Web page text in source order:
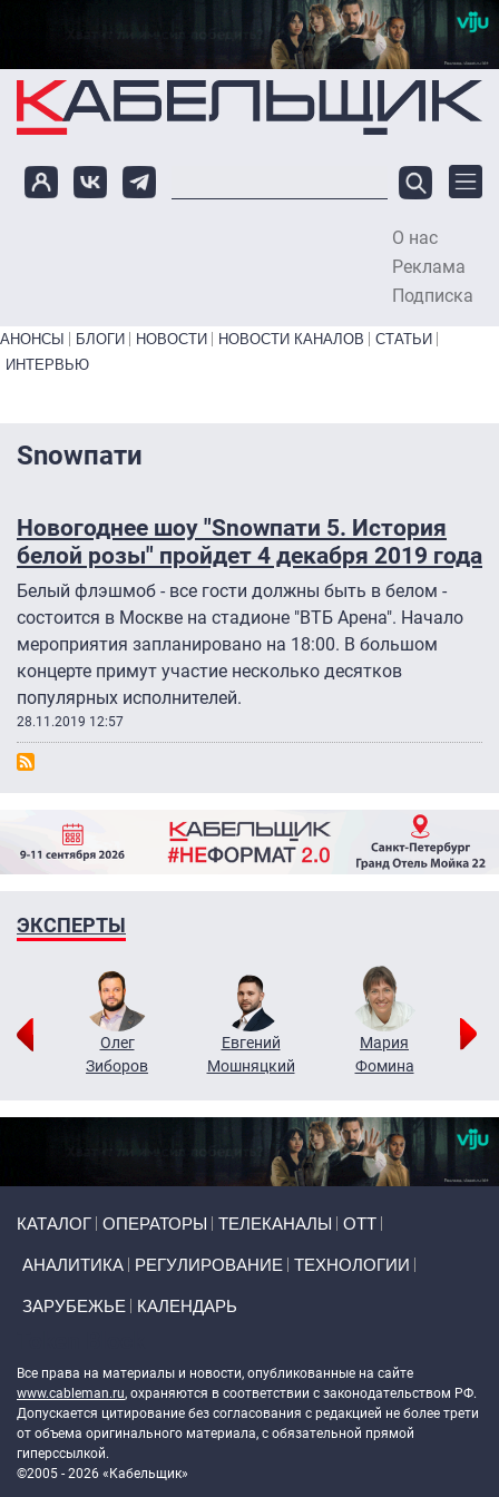
Перейти к основному содержанию
О нас
Реклама
Подписка
Primary links bottom
АНОНСЫ БЛОГИ НОВОСТИ НОВОСТИ КАНАЛОВ
СТАТЬИ
ИНТЕРВЬЮ
Snowпати
Новогоднее шоу "Snowпати 5. История
белой розы" пройдет 4 декабря 2019 года
Белый флэшмоб - все гости должны быть в белом -
состоится в Москве на стадионе "ВТБ Арена". Начало
мероприятия запланировано на 18:00. В большом
концерте примут участие несколько десятков
популярных исполнителей.
28.11.2019 12:57
ЭКСПЕРТЫ
Олег
Зиборов
Евгений
Мошняцкий
Мария
Фомина
КАТАЛОГ ОПЕРАТОРЫ ТЕЛЕКАНАЛЫ ОТТ
АНАЛИТИКА РЕГУЛИРОВАНИЕ ТЕХНОЛОГИИ
ЗАРУБЕЖЬЕ КАЛЕНДАРЬ
Все права на материалы и новости, опубликованные на сайте
www.cableman.ru, охраняются в соответствии с законодательством РФ.
Допускается цитирование без согласования с редакцией не более трети
от объема оригинального материала, с обязательной прямой
гиперссылкой.
©2005 - 2026 «Кабельщик»